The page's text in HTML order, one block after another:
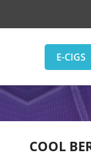
E-CIGS
COOL